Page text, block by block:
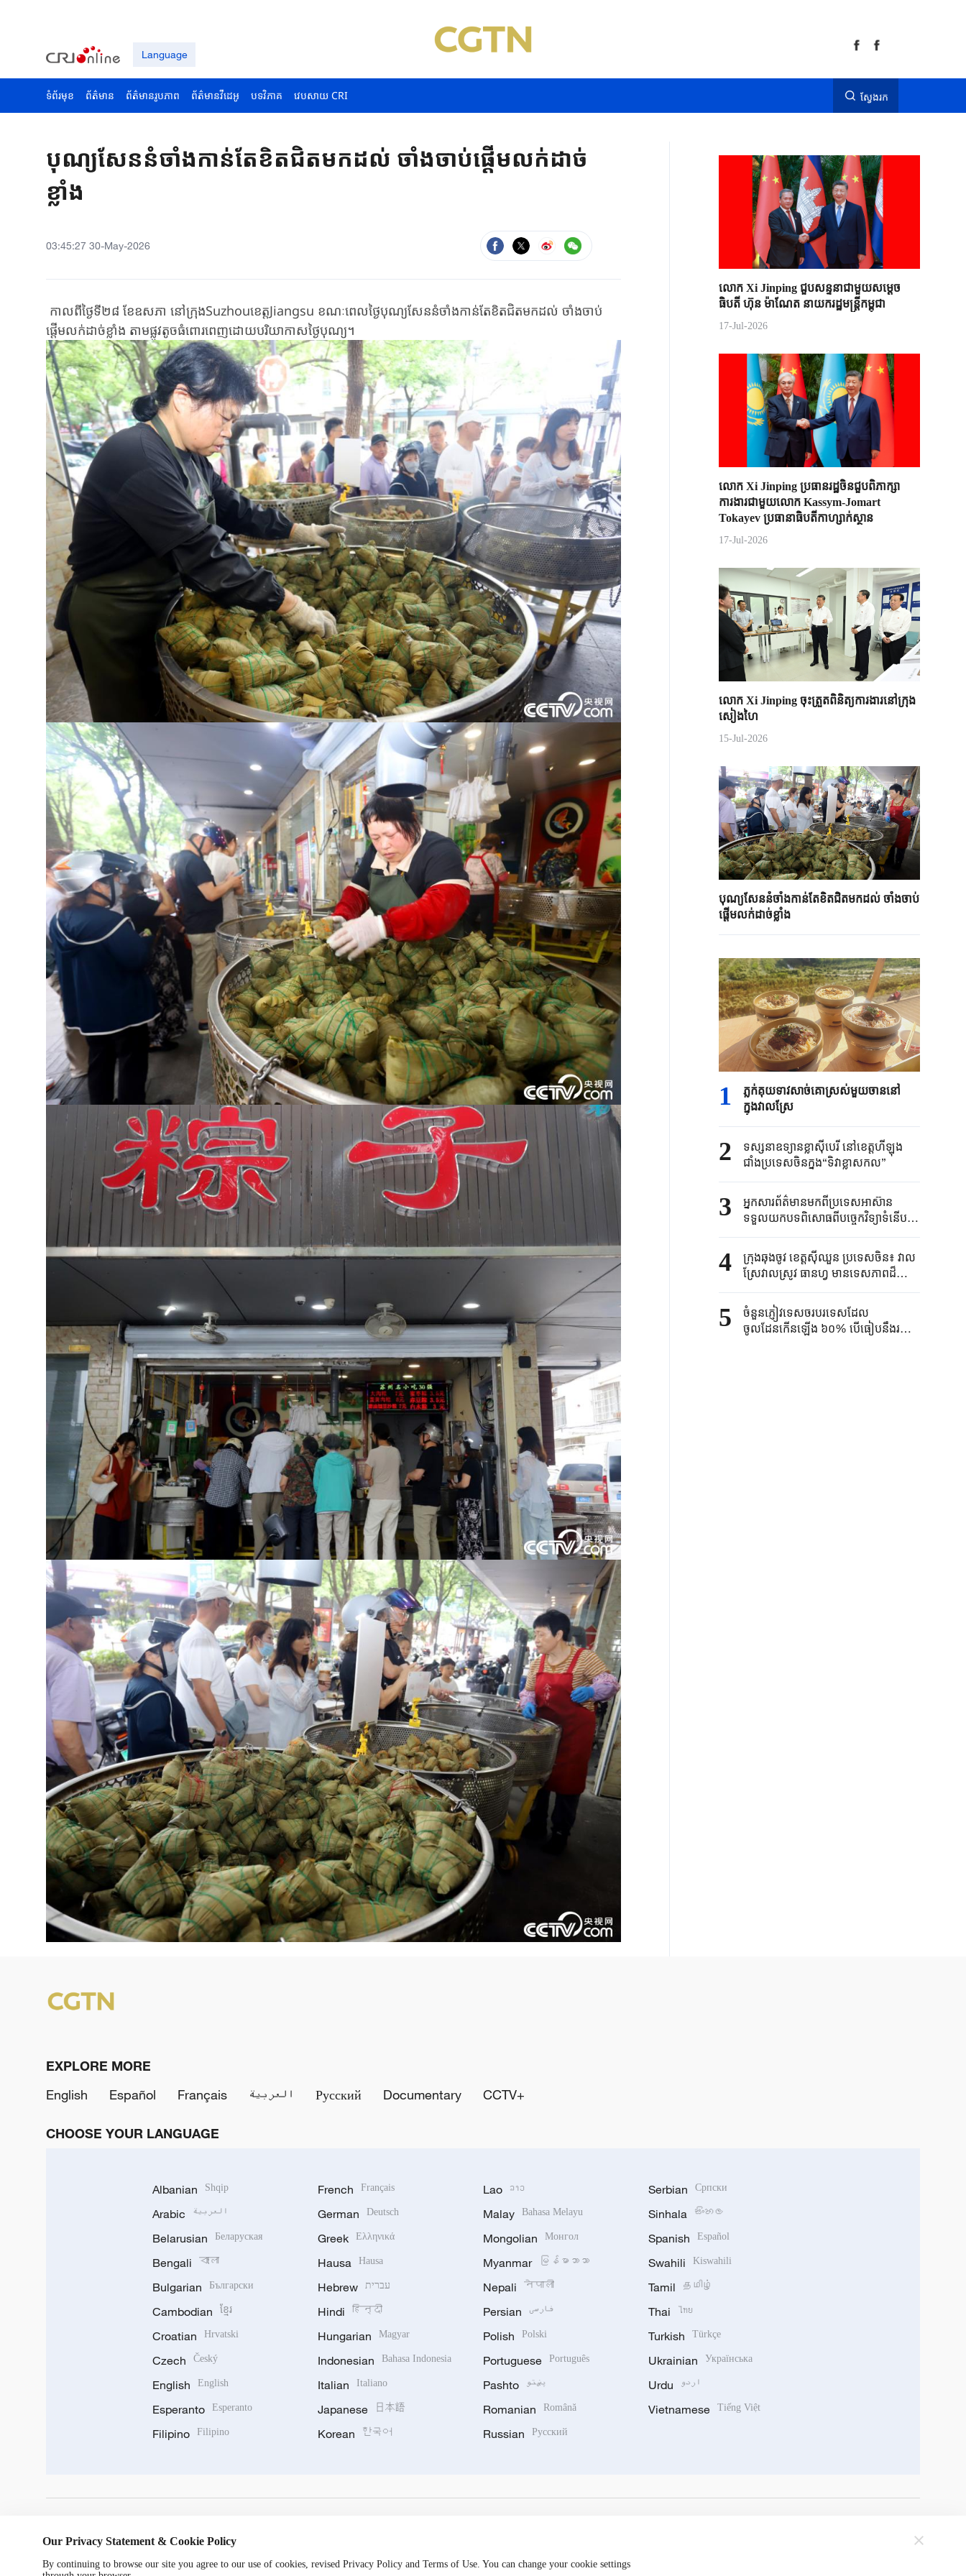
Language
ទំព័រមុខ ព័ត៌មាន ព័ត៌មានរូបភាព ព័ត៌មានវីដេអូ បទវិភាគ វេបសាយ CRI ស្វែងរក
បុណ្យសែននំចាំងកាន់តែខិតជិតមកដល់ ចាំងចាប់ផ្តើមលក់ដាច់
ខ្លាំង
03:45:27 30-May-2026
កាលពីថ្ងៃទី២៨ ខែឧសភា នៅក្រុងSuzhouខេត្តJiangsu ខណៈពេលថ្ងៃបុណ្យសែននំចាំងកាន់តែខិតជិតមកដល់ ចាំងចាប់
ផ្តើមលក់ដាច់ខ្លាំង តាមផ្លូវតូចធំពោរពេញដោយបរិយាកាសថ្ងៃបុណ្យ។
លោក Xi Jinping ជួបសន្ទនាជាមួយសម្តេច
ធិបតី ហ៊ុន ម៉ាណែត នាយករដ្ឋមន្ត្រីកម្ពុជា
17-Jul-2026
លោក Xi Jinping ប្រធានរដ្ឋចិន​ជួបពិភាក្សា​
ការងារជាមួយ​លោក Kassym-Jomart ​
Tokayev ​ប្រធានាធិបតី​កាហ្សាក់ស្ថាន​
17-Jul-2026
លោក Xi Jinping ចុះត្រួតពិនិត្យការងារនៅក្រុង
សៀងហៃ
15-Jul-2026
បុណ្យសែននំចាំងកាន់តែខិតជិតមកដល់ ចាំងចាប់
ផ្តើមលក់ដាច់ខ្លាំង
1
ភ្លក់គុយទាវសាច់គោស្រស់មួយចាននៅ
ក្នុងវាលស្រែ
2
ទស្សនាឧទ្យានខ្លាស៊ីបេរី នៅខេត្តហីឡុង
ជាំងប្រទេស​ចិនក្នុង“ទិវាខ្លាសកល”
3
អ្នកសារព័ត៌មានមកពីប្រទេស​អាស៊ាន
ទទួលយកបទពិសោធពីបច្ចេកវិទ្យាទំនើបៗ
នៅទីក្រុងសិនជិនប្រទេសចិន
4
ក្រុងឆុងចូវ ខេត្តស៊ីឈួន ប្រទេសចិន៖ វាល
ស្រែវាលស្រូវ ធានហ្វូ មានទេសភាពដ៏
ស្រស់ស្អាត
5
ចំនួនភ្ញៀវទេសចរបរទេសដែល
ចូលដែនកើនឡើង ៦០% បើធៀបនឹងរយៈ
EXPLORE MORE
English
Español Français العربية Русский Documentary CCTV+
CHOOSE YOUR LANGUAGE
Albanian Shqip
Arabic العربية
Belarusian Беларуская
Bengali বাংলা
Bulgarian Български
Cambodian ខ្មែរ
Croatian Hrvatski
Czech Český
English English
Esperanto Esperanto
Filipino Filipino
French Français
German Deutsch
Greek Ελληνικά
Hausa Hausa
Hebrew עברית
Hindi हिन्दी
Hungarian Magyar
Indonesian Bahasa Indonesia
Italian Italiano
Japanese 日本語
Korean 한국어
Lao ລາວ
Malay Bahasa Melayu
Mongolian Монгол
Myanmar မြန်မာဘာသာ
Nepali नेपाली
Persian فارسی
Polish Polski
Portuguese Português
Pashto پښتو
Romanian Română
Russian Русский
Serbian Српски
Sinhala සිංහල
Spanish Español
Swahili Kiswahili
Tamil தமிழ்
Thai ไทย
Turkish Türkçe
Ukrainian Українська
Urdu اردو
Vietnamese Tiếng Việt
Our Privacy Statement & Cookie Policy
By continuing to browse our site you agree to our use of cookies, revised Privacy Policy and Terms of Use. You can change your cookie settings